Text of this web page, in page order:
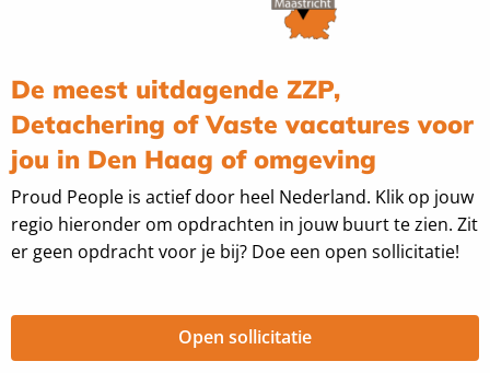
De meest uitdagende ZZP,
Detachering of Vaste vacatures voor
jou in Den Haag of omgeving
Proud People is actief door heel Nederland. Klik op jouw
regio hieronder om opdrachten in jouw buurt te zien. Zit
er geen opdracht voor je bij? Doe een open sollicitatie!
Open sollicitatie